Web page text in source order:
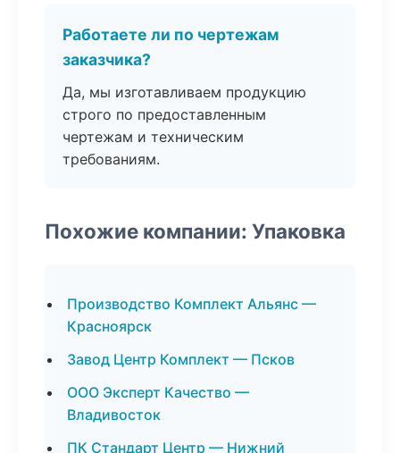
Работаете ли по чертежам
заказчика?
Да, мы изготавливаем продукцию
строго по предоставленным
чертежам и техническим
требованиям.
Похожие компании: Упаковка
Производство Комплект Альянс —
Красноярск
Завод Центр Комплект — Псков
ООО Эксперт Качество —
Владивосток
ПК Стандарт Центр — Нижний